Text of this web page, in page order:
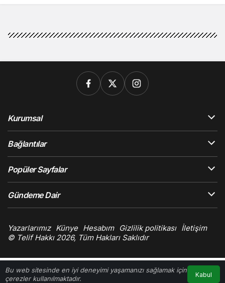
Bu web sitesinde en iyi deneyimi yaşamanızı sağlamak için
çerezler kullanılmaktadır.
Kabul
Kurumsal
Bağlantılar
Popüler Sayfalar
Gündeme Dair
Yazarlarımız Künye Hesabım Gizlilik politikası İletişim
© Telif Hakkı 2026, Tüm Hakları Saklıdır
Anasayfa Hesabım